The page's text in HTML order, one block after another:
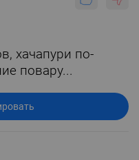
хачапури по-
повару...